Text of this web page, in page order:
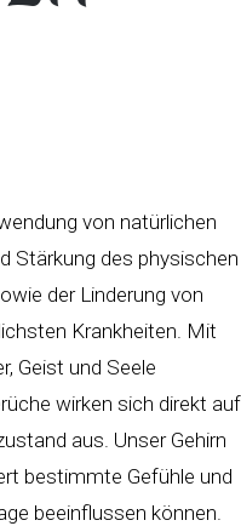
von natürlichen
Stärkung des physischen
der Linderung von
Krankheiten. Mit
Geist und Seele
wirken sich direkt auf
aus. Unser Gehirn
bestimmte Gefühle und
beeinflussen können.